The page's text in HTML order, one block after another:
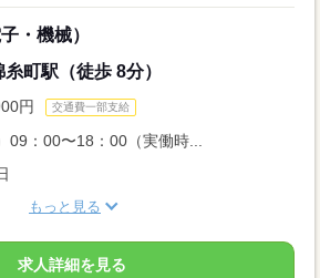
・機械）
町駅（徒歩 8分）
円 交通費一部支給
09：00〜18：00（実働時...
もっと見る
求人詳細を見る